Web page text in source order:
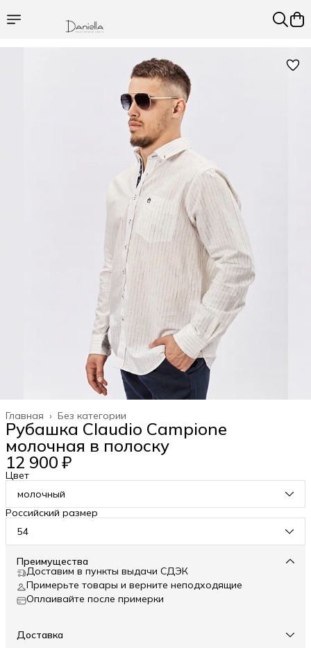
Без категории
Главная ›
Рубашка Claudio Campione
молочная в полоску
12 900 ₽
Цвет
молочный
Российский размер
54
Преимущества
Доставим в пункты выдачи СДЭК
Примерьте товары и верните неподходящие
Оплаивайте после примерки
Доставка